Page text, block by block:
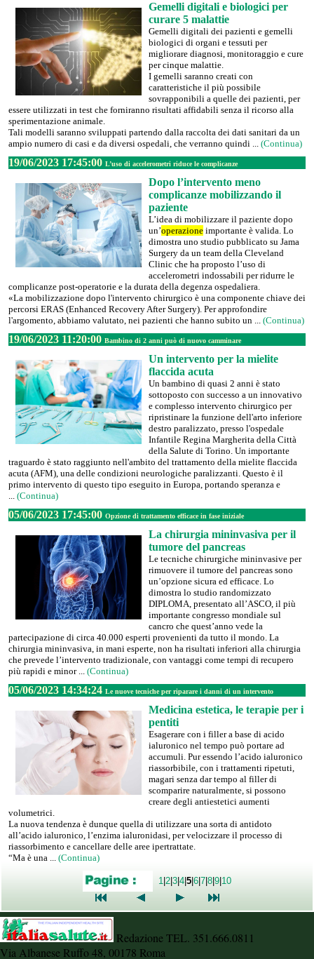
Gemelli digitali e biologici per
curare 5 malattie
Gemelli digitali dei pazienti e gemelli
biologici di organi e tessuti per
migliorare diagnosi, monitoraggio e cure
per cinque malattie.
I gemelli saranno creati con
caratteristiche il più possibile
sovrapponibili a quelle dei pazienti, per
essere utilizzati in test che forniranno risultati affidabili senza il ricorso alla
sperimentazione animale.
Tali modelli saranno sviluppati partendo dalla raccolta dei dati sanitari da un
ampio numero di casi e da diversi ospedali, che verranno quindi ... (Continua)
19/06/2023 17:45:00 L’uso di accelerometri riduce le complicanze
Dopo l’intervento meno
complicanze mobilizzando il
paziente
L’idea di mobilizzare il paziente dopo
un’operazione importante è valida. Lo
dimostra uno studio pubblicato su Jama
Surgery da un team della Cleveland
Clinic che ha proposto l’uso di
accelerometri indossabili per ridurre le
complicanze post-operatorie e la durata della degenza ospedaliera.
«La mobilizzazione dopo l'intervento chirurgico è una componente chiave dei
percorsi ERAS (Enhanced Recovery After Surgery). Per approfondire
l'argomento, abbiamo valutato, nei pazienti che hanno subito un ... (Continua)
19/06/2023 11:20:00 Bambino di 2 anni può di nuovo camminare
Un intervento per la mielite
flaccida acuta
Un bambino di quasi 2 anni è stato
sottoposto con successo a un innovativo
e complesso intervento chirurgico per
ripristinare la funzione dell'arto inferiore
destro paralizzato, presso l'ospedale
Infantile Regina Margherita della Città
della Salute di Torino. Un importante
traguardo è stato raggiunto nell'ambito del trattamento della mielite flaccida
acuta (AFM), una delle condizioni neurologiche paralizzanti. Questo è il
primo intervento di questo tipo eseguito in Europa, portando speranza e
... (Continua)
05/06/2023 17:45:00 Opzione di trattamento efficace in fase iniziale
La chirurgia mininvasiva per il
tumore del pancreas
Le tecniche chirurgiche mininvasive per
rimuovere il tumore del pancreas sono
un’opzione sicura ed efficace. Lo
dimostra lo studio randomizzato
DIPLOMA, presentato all’ASCO, il più
importante congresso mondiale sul
cancro che quest’anno vede la
partecipazione di circa 40.000 esperti provenienti da tutto il mondo. La
chirurgia mininvasiva, in mani esperte, non ha risultati inferiori alla chirurgia
che prevede l’intervento tradizionale, con vantaggi come tempi di recupero
più rapidi e minor ... (Continua)
05/06/2023 14:34:24 Le nuove tecniche per riparare i danni di un intervento
Medicina estetica, le terapie per i
pentiti
Esagerare con i filler a base di acido
ialuronico nel tempo può portare ad
accumuli. Pur essendo l’acido ialuronico
riassorbibile, con i trattamenti ripetuti,
magari senza dar tempo al filler di
scomparire naturalmente, si possono
creare degli antiestetici aumenti
volumetrici.
La nuova tendenza è dunque quella di utilizzare una sorta di antidoto
all’acido ialuronico, l’enzima ialuronidasi, per velocizzare il processo di
riassorbimento e cancellare delle aree ipertrattate.
“Ma è una ... (Continua)
1 |2|3|4|5|6|7|8|9|10
Redazione TEL. 351.666.0811
Via Albanese Ruffo 48, 00178 Roma